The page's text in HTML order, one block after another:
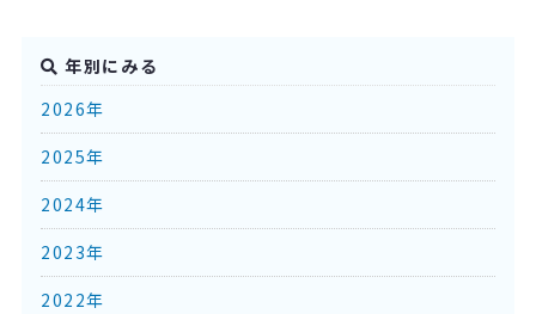
年別にみる
2026年
2025年
2024年
2023年
2022年